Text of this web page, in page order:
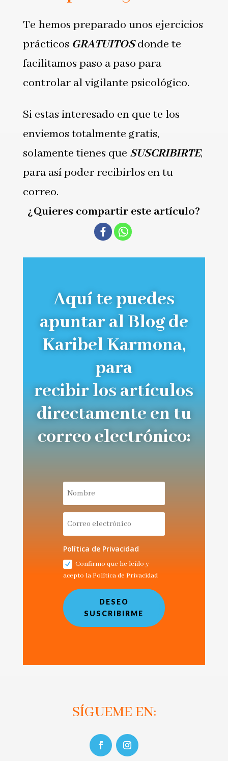
Te hemos preparado unos ejercicios
prácticos GRATUITOSdonde te
facilitamos paso a paso para
controlar al vigilante psicológico.
Si estas interesado en que te los
enviemos totalmente gratis,
solamente tienes que SUSCRIBIRTE,
para así poder recibirlos en tu
correo.
¿Quieres compartir este artículo?
Aquí te puedes
apuntar al Blog de
Karibel Karmona,
para
recibir los artículos
directamente en tu
correo electrónico:
Política de Privacidad
Confirmo que he leído y
acepto la Política de Privacidad
DESEO
SUSCRIBIRME
SÍGUEME EN: